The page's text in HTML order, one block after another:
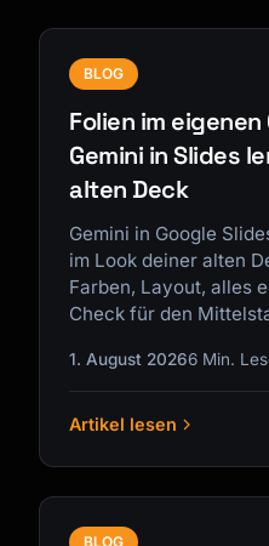
BLOG
Folien im
Gemini in Slides
alten Deck
Gemini in Google
im Look deiner alten
Farben, Layout, alles
Check für den
1. August 20266 Min.
Artikel lesen
BLOG